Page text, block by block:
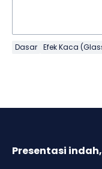
Dasar Efek Kaca
Presentasi